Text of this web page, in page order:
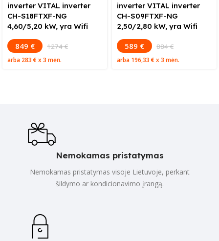
inverter VITAL inverter
CH-S18FTXF-NG
4,60/5,20 kW, yra Wifi
849 € 1274 €
arba 283 €x 3 mėn.
inverter VITAL inverter
CH-S09FTXF-NG
2,50/2,80 kW, yra Wifi
589 € 884 €
arba 196,33 €x 3 mėn.
Nemokamas pristatymas
Nemokamas pristatymas visoje Lietuvoje, perkant
šildymo ar kondicionavimo įrangą.